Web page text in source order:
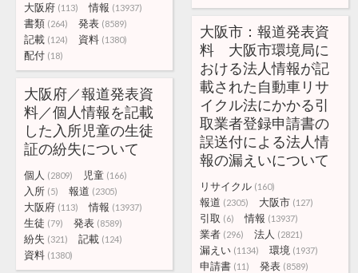
大阪府 (113) 情報 (13937)
書類 (264) 発表 (8589)
記載 (124) 資料 (1380)
配付 (18)
大阪市：報道発表資
料 大阪市環境局に
おける法人情報が記
載された自動車リサ
イクル法にかかる引
取業者登録申請書の
誤送付による法人情
報の漏えいについて
リサイクル (160)
報道 (2305) 大阪市 (127)
引取 (6) 情報 (13937)
業者 (296) 法人 (2821)
漏えい (1134) 環境 (1937)
申請書 (11) 発表 (8589)
大阪府／報道発表資
料／個人情報を記載
した入所児童の生徒
証の紛失について
個人 (2809) 児童 (166)
入所 (5) 報道 (2305)
大阪府 (113) 情報 (13937)
生徒 (79) 発表 (8589)
紛失 (321) 記載 (124)
資料 (1380)